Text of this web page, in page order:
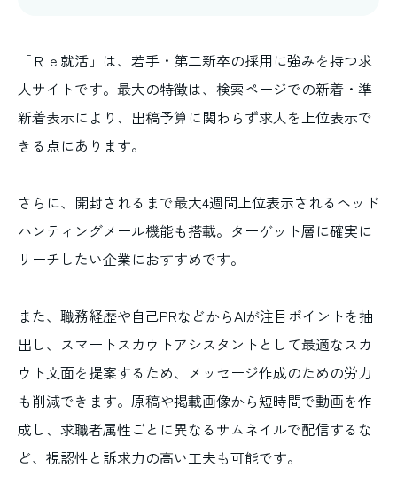
「Ｒｅ就活」は、若手・第二新卒の採用に強みを持つ求
人サイトです。最大の特徴は、検索ページでの新着・準
新着表示により、出稿予算に関わらず求人を上位表示で
きる点にあります。
さらに、開封されるまで最大4週間上位表示されるヘッド
ハンティングメール機能も搭載。ターゲット層に確実に
リーチしたい企業におすすめです。
また、職務経歴や自己PRなどからAIが注目ポイントを抽
出し、スマートスカウトアシスタントとして最適なスカ
ウト文面を提案するため、メッセージ作成のための労力
も削減できます。原稿や掲載画像から短時間で動画を作
成し、求職者属性ごとに異なるサムネイルで配信するな
ど、視認性と訴求力の高い工夫も可能です。